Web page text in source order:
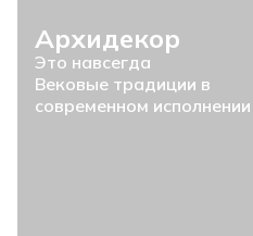
Архидекор
Это навсегда
Вековые традиции в
современном исполнении